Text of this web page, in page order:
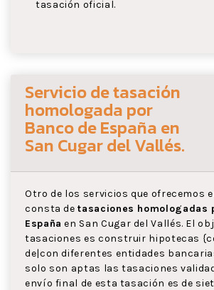
tasación oficial.
Servicio de tasación
homologada por
Banco de España en
San Cugar del Vallés.
Otro de los servicios que ofrecemos
consta detasaciones homologadas
España en San Cugar del Vallés. El
tasaciones es construir hipotecas
de|con diferentes entidades
solo son aptas las tasaciones
envío final de esta tasación es de